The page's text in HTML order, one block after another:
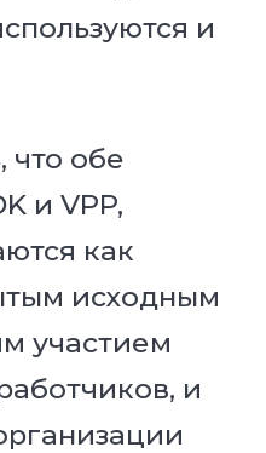
и
что обе
и VPP,
как
исходным
участием
и